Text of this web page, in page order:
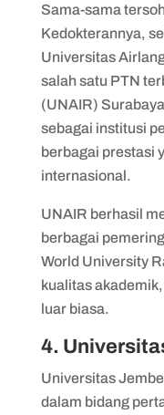
Sama-sama
Kedokterannya,
Universitas
salah satu PTN
(UNAIR)
sebagai institusi
berbagai prestasi
internasional.
UNAIR berhasil
berbagai
World University
kualitas
luar biasa.
4.
Universitas
dalam bidang